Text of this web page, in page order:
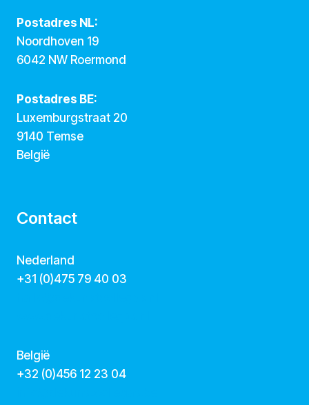
Postadres NL:
Noordhoven 19
6042 NW Roermond
Postadres BE:
Luxemburgstraat 20
9140 Temse
België
Contact
Nederland
+31 (0)475 79 40 03
België
‭+32 (0)456 12 23 04‬